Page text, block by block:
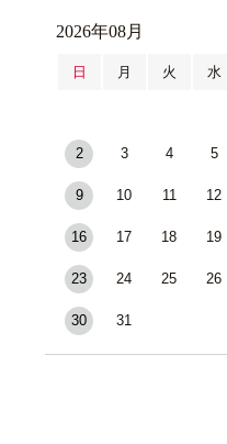
2026年08月
日 月 火 水
2 3 4 5
9 10 11 12
16 17 18 19
23 24 25 26
30 31